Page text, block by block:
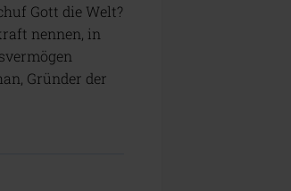
Gott die Welt?
nennen, in
Gründer der